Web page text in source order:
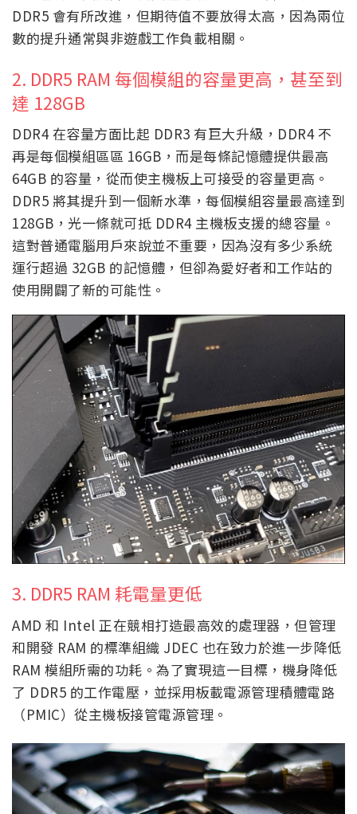
DDR5 會有所改進，但期待值不要放得太高，因為兩位
數的提升通常與非遊戲工作負載相關。
2. DDR5 RAM 每個模組的容量更高，甚至到
達 128GB
DDR4 在容量方面比起 DDR3 有巨大升級，DDR4 不
再是每個模組區區 16GB，而是每條記憶體提供最高
64GB 的容量，從而使主機板上可接受的容量更高。
DDR5 將其提升到一個新水準，每個模組容量最高達到
128GB，光一條就可抵 DDR4 主機板支援的總容量。
這對普通電腦用戶來說並不重要，因為沒有多少系統
運行超過 32GB 的記憶體，但卻為愛好者和工作站的
使用開闢了新的可能性。
3. DDR5 RAM 耗電量更低
AMD 和 Intel 正在競相打造最高效的處理器，但管理
和開發 RAM 的標準組織 JDEC 也在致力於進一步降低
RAM 模組所需的功耗。為了實現這一目標，機身降低
了 DDR5 的工作電壓，並採用板載電源管理積體電路
（PMIC）從主機板接管電源管理。